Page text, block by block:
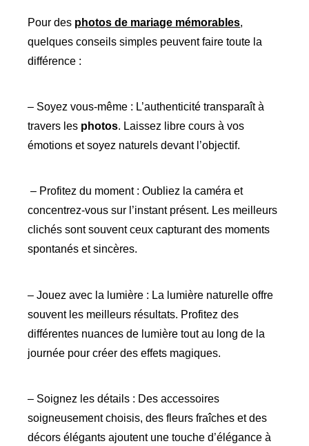
Pour des photos de mariage mémorables,
quelques conseils simples peuvent faire toute la
différence :
– Soyez vous-même : L’authenticité transparaît à
travers les photos. Laissez libre cours à vos
émotions et soyez naturels devant l’objectif.
– Profitez du moment : Oubliez la caméra et
concentrez-vous sur l’instant présent. Les meilleurs
clichés sont souvent ceux capturant des moments
spontanés et sincères.
– Jouez avec la lumière : La lumière naturelle offre
souvent les meilleurs résultats. Profitez des
différentes nuances de lumière tout au long de la
journée pour créer des effets magiques.
– Soignez les détails : Des accessoires
soigneusement choisis, des fleurs fraîches et des
décors élégants ajoutent une touche d’élégance à